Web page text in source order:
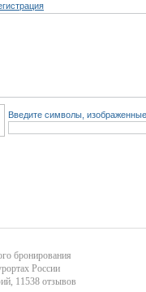
Введите символы,
бронирования
России
11538 отзывов